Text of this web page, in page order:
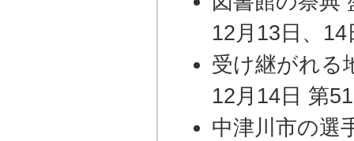
12月13日、
受け継がれる
12月14日 第
中津川市の選